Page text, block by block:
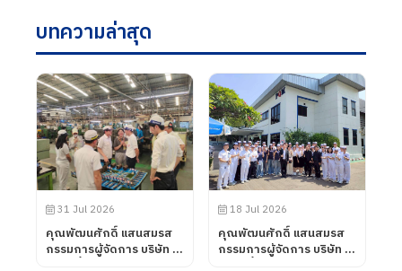
บทความล่าสุด
31 Jul 2026
คุณพัฒนศักดิ์ แสนสมรส
กรรมการผู้จัดการ บริษัท พี
18 Jul 2026
คุณพัฒนศักดิ์ แสนสมรส
กรรมการผู้จัดการ บริษัท พี